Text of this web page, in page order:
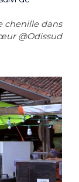
chenille dans
@Odissud